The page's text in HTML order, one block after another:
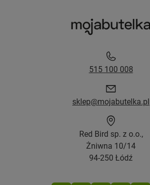
515 100 008
sklep@mojabutelka.pl
Red Bird sp. z o.o.,
Żniwna 10/14
94-250 Łódź